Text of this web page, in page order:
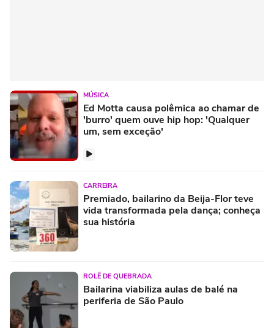
MÚSICA
Ed Motta causa polêmica ao chamar de
'burro' quem ouve hip hop: 'Qualquer
um, sem exceção'
CARREIRA
Premiado, bailarino da Beija-Flor teve
vida transformada pela dança; conheça
sua história
ROLÊ DE QUEBRADA
Bailarina viabiliza aulas de balé na
periferia de São Paulo